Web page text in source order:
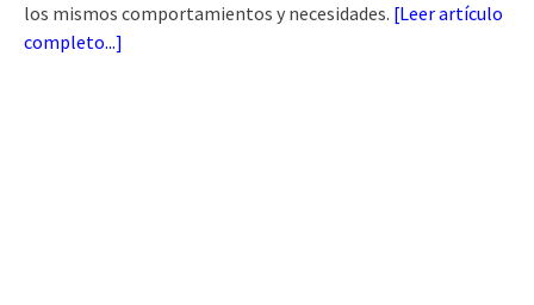
los mismos comportamientos y necesidades. [Leer artículo
completo...]